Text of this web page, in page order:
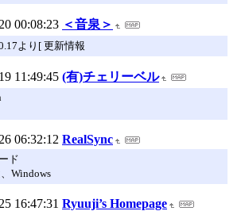
00:08:23 ＜音泉＞
より[ 更新情報
11:49:45 (有)チェリーベル
06:32:12 RealSync
ド
Windows
16:47:31 Ryuuji’s Homepage